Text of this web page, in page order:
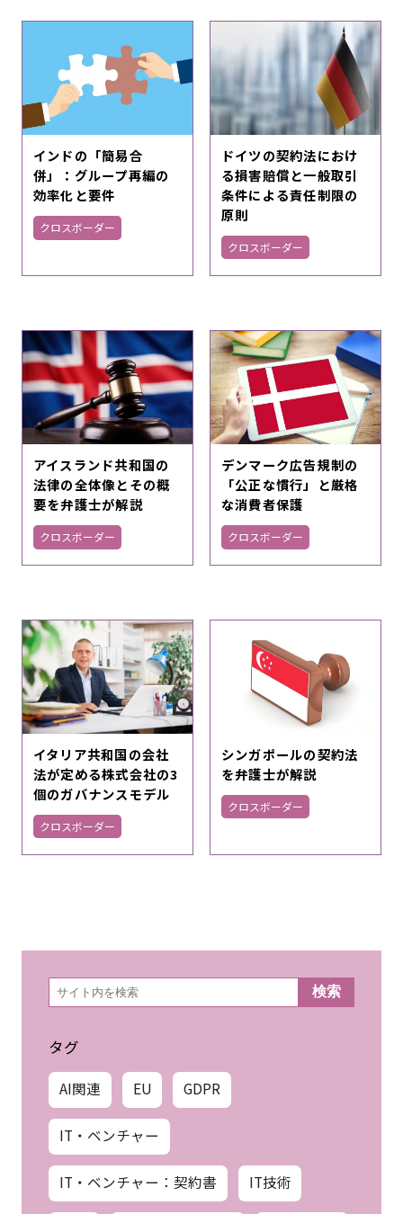
インドの「簡易合
併」：グループ再編の
効率化と要件
クロスボーダー
ドイツの契約法におけ
る損害賠償と一般取引
条件による責任制限の
原則
クロスボーダー
アイスランド共和国の
法律の全体像とその概
要を弁護士が解説
クロスボーダー
デンマーク広告規制の
「公正な慣行」と厳格
な消費者保護
クロスボーダー
イタリア共和国の会社
法が定める株式会社の3
個のガバナンスモデル
クロスボーダー
シンガポールの契約法
を弁護士が解説
クロスボーダー
検
索 検索
タグ
AI関連 EU GDPR
IT・ベンチャー
IT・ベンチャー：契約書 IT技術